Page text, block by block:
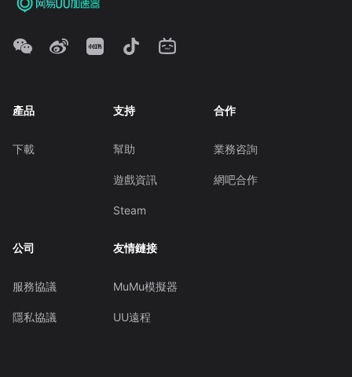
產品
下載
支持
幫助
遊戲資訊
Steam
合作
業務咨詢
網吧合作
公司
服務協議
隱私協議
友情鏈接
MuMu模擬器
UU遠程